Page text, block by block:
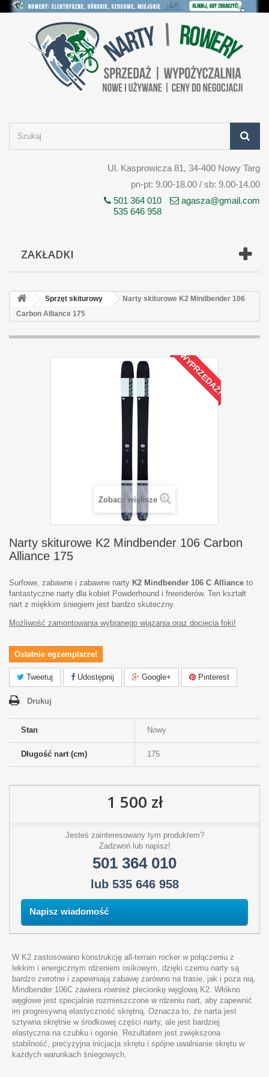
Ul. Kasprowicza 81, 34-400 Nowy Targ
pn-pt: 9.00-18.00 / sb: 9.00-14.00
501 364 010
535 646 958
agasza@gmail.com
ZAKŁADKI
Sprzęt skiturowy
Narty skiturowe K2 Mindbender 106
Carbon Alliance 175
WYPRZEDAŻ!
Zobacz większe
Narty skiturowe K2 Mindbender 106 Carbon
Alliance 175
Surfowe, zabawne i zabawne narty K2 Mindbender 106 C Alliance to
fantastyczne narty dla kobiet Powderhound i freeriderów. Ten kształt
nart z miękkim śniegiem jest bardzo skuteczny.
Możliwość zamontowania wybranego wiązania oraz docięcia foki!
Ostatnie egzemplarze!
Tweetuj Udostępnij Google+ Pinterest
Drukuj
Stan Nowy
Długość nart (cm) 175
1 500 zł
Jesteś zainteresowany tym produktem?
Zadzwoń lub napisz!
501 364 010
lub 535 646 958
Napisz wiadomość
W K2 zastosowano konstrukcję all-terrain rocker w połączeniu z
lekkim i energicznym rdzeniem osikowym, dzięki czemu narty są
bardzo zwrotne i zapewniają zabawę zarówno na trasie, jak i poza nią.
Mindbender 106C zawiera również plecionkę węglową K2. Włókno
węglowe jest specjalnie rozmieszczone w rdzeniu nart, aby zapewnić
im progresywną elastyczność skrętną. Oznacza to, że narta jest
sztywna skrętnie w środkowej części narty, ale jest bardziej
elastyczna na czubku i ogonie. Rezultatem jest zwiększona
stabilność, precyzyjna inicjacja skrętu i spójne uwalnianie skrętu w
każdych warunkach śniegowych.